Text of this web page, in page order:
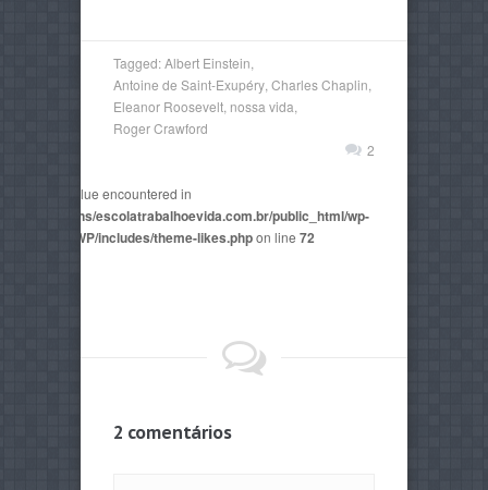
Tagged:Albert Einstein
Antoine de Saint-Exupéry Charles Chaplin
Eleanor Roosevelt nossa vida
Roger Crawford
2
numeric value encountered in
domains/escolatrabalhoevida.com.br/public_html/wp-
AegaeusWP/includes/theme-likes.phpon line 72
2 comentários